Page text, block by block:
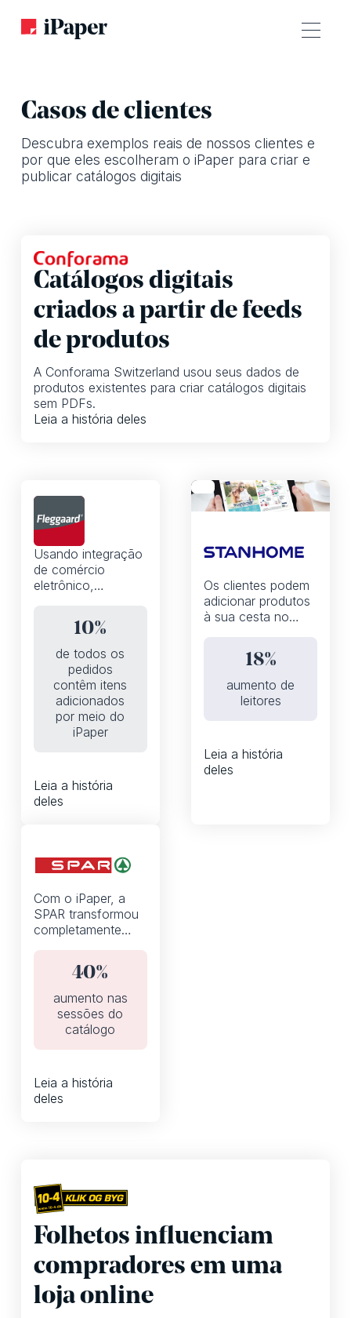
Casos de clientes
Descubra exemplos reais de nossos clientes e
por que eles escolheram o iPaper para criar e
publicar catálogos digitais
Horizon
Catálogos digitais
criados a partir de feeds
de produtos
A Conforama Switzerland usou seus dados de
produtos existentes para criar catálogos digitais
sem PDFs.
Leia a história deles
Usando integração
de comércio
eletrônico,
Fleggaard
aumentou a
porcentagem de
pedidos que
contêm produtos
adicionados à
cesta do catálogo
digital de 0 para
10%
de todos os
pedidos
contêm itens
adicionados
por meio do
iPaper
Leia a história
deles
Os clientes podem
adicionar produtos
à sua cesta no
compra que prioriza
dispositivos móveis
e compatível com o
WhatsApp
18%
aumento de
leitores
Leia a história
deles
Com o iPaper, a
SPAR transformou
completamente
descontos de um
PDF estático em
um catálogo digital
interativo.
40%
aumento nas
sessões do
catálogo
Leia a história
deles
Folhetos influenciam
compradores em uma
loja online